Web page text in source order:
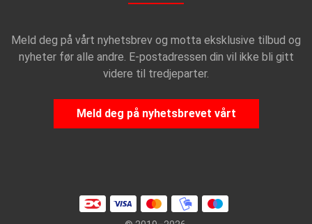
Meld deg på vårt nyhetsbrev og motta eksklusive tilbud og
nyheter før alle andre. E-postadressen din vil ikke bli gitt
videre til tredjeparter.
Meld deg på nyhetsbrevet vårt